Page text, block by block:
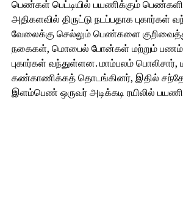
பெண்கள் பெட்டியில் பயணிக்கும்
அதிகளவில் திருட்டு நடப்பதாக புகார்கள்
வேலைக்கு செல்லும் பெண்களை
நகைகள், மொபைல் போன்கள் மற்றும் பணம்
புகார்கள் வந்துள்ளன. மாம்பலம் பொலிசார்,
கண்காணிக்கத் தொடங்கினர், இதில்
இளம்பெண் ஒருவர் அடிக்கடி ரயிலில்